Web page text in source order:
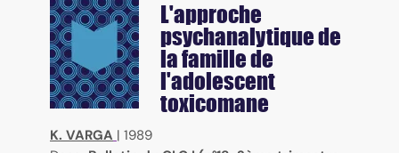
L'approche
psychanalytique de
la famille de
l'adolescent
toxicomane
K. VARGA | 1989